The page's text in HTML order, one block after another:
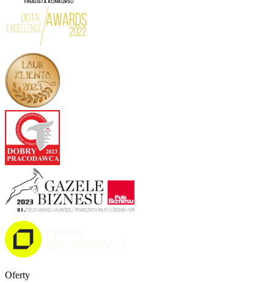
Oferty